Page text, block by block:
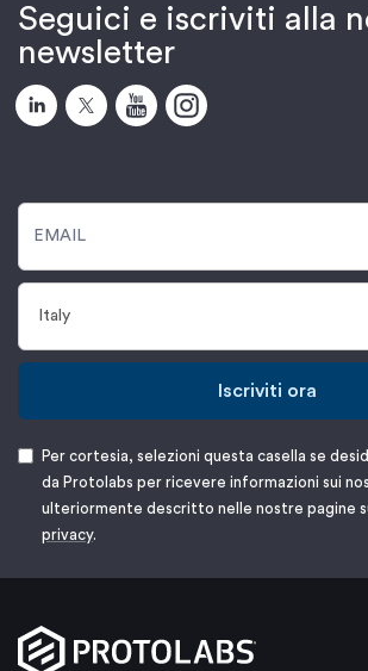
Seguici e iscriviti alla
newsletter
Iscriviti ora
Per cortesia, selezioni questa casella se
da Protolabs per ricevere informazioni sui
ulteriormente descritto nelle nostre pagine
privacy.